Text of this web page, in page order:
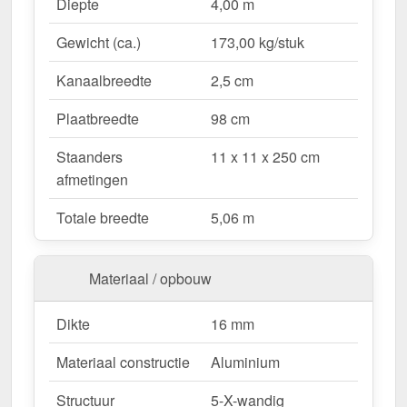
RAL 9016?
Duurzaam & stabiel
– Hoogwaardige Aluminium
constructie voor maximale weersbestendigheid.
Effectieve bescherming tegen weersinvloeden
– Bestendige Polycarbonaat dakbedekking
beschermt tegen regen & UV-straling.
Robuust voor alle weersomstandigheden
Beschikbaar voor sneeuwzone 2 (0,85 kN/m²),
ideaal voor verschillende klimatologische
omstandigheden.
Optimale lichttransmissie– Heldere &
vriendelijke sfeer met ongeveer 70 %
lichttransmissie.
Geïntegreerde dakgoot– Waterafvoer via de
verborgen goot, esthetisch & functioneel.
Ruimtebesparend design– Met slechts 2
berichten blijft uw terras open & ruimtelijk.
Diepte
4,00 m
Gewicht (ca.)
173,00 kg/stuk
Kanaalbreedte
2,5 cm
Plaatbreedte
98 cm
Staanders
afmetingen
11 x 11 x 250 cm
Totale breedte 5,06 m
Materiaal / opbouw
Dikte
16 mm
Materiaal constructie
Aluminium
Structuur
5-X-wandig